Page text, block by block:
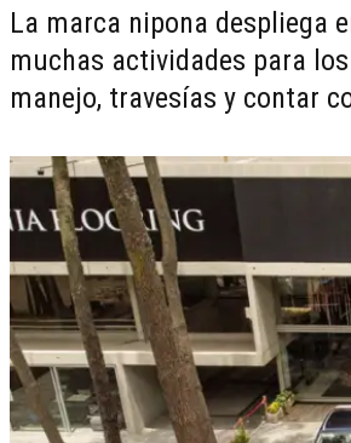
La marca nipona despliega
muchas actividades para
manejo, travesías y contar